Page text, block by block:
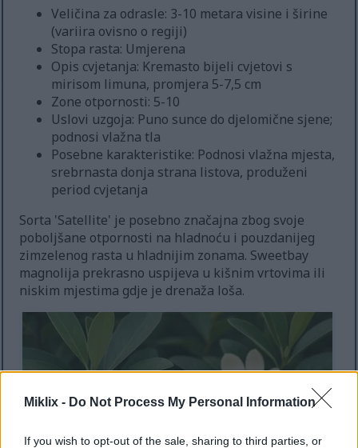
Miklix - Do Not Process My Personal Information
If you wish to opt-out of the sale, sharing to third parties, or
Veličina za odrasle: 3-10 metara visine i širine
(variira ovisno o regiji)
Stopa rasta: Umjerena
Opis cvjetanja: Kremasto bijeli cvjetovi s
mirisom limuna, promjera 5-7,5 cm
Zone otpornosti: 5-10
Uslovi uzgoja: Puno sunce do djelomične sjene;
podnosi vlažna tla
Posebne karakteristike: Podnosi vlažna mjesta,
srebrnasta donja strana listova, produženi
period cvjetanja
Sorta 'Satellite' je posebno značajna zbog svoje
poboljšane otpornosti na hladnoću i pouzdanijeg
zimzelenog rasta u hladnijim zonama. Sweetbay
magnolija prekrasno uspijeva u kišnim vrtovima ili
niskim mjestima gdje je drenaža loša.